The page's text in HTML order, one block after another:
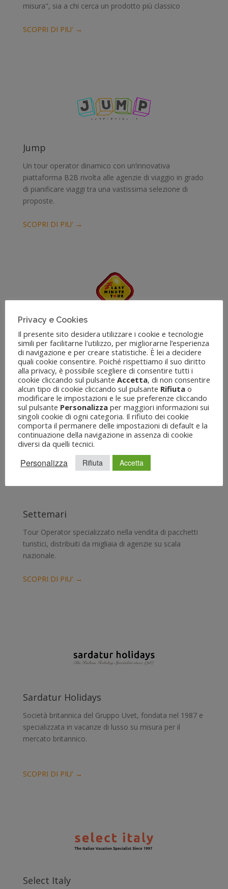
misura", sia a chi cerca un prodotto più classico
SCOPRI DI PIU' →
Jump
Un tour operator dinamico con un’innovativa
piattaforma B2B rivolta alle agenzie di viaggio in grado
di pianificare viaggi tra una vastissima selezione di
proposte.
SCOPRI DI PIU' →
Last Minute Tour
Il leader delle vacanze con 140 Agenzie sul territorio
nazionale.
SCOPRI DI PIU' →
Settemari
Tour Operator specializzato nella vendita di pacchetti
turistici, distribuiti da migliaia di agenzie su scala
nazionale.
SCOPRI DI PIU' →
Sardatur Holidays
Società britannica del Gruppo Uvet, fondata nel 1987 e
specializzata in vacanze di lusso su misura per il
mercato britannico.
SCOPRI DI PIU' →
Select Italy
Privacy e Cookies
Il presente sito desidera utilizzare i cookie e tecnologie
simili per facilitarne l'utilizzo, per migliorarne l’esperienza
di navigazione e per creare statistiche. È lei a decidere
quali cookie consentire. Poiché rispettiamo il suo diritto
alla privacy, è possibile scegliere di consentire tutti i
cookie cliccando sul pulsante Accetta, di non consentire
alcun tipo di cookie cliccando sul pulsante Rifiuta o
modificare le impostazioni e le sue preferenze cliccando
sul pulsante Personalizza per maggiori informazioni sui
singoli cookie di ogni categoria. Il rifiuto dei cookie
comporta il permanere delle impostazioni di default e la
continuazione della navigazione in assenza di cookie
diversi da quelli tecnici.
Personalizza Rifiuta Accetta